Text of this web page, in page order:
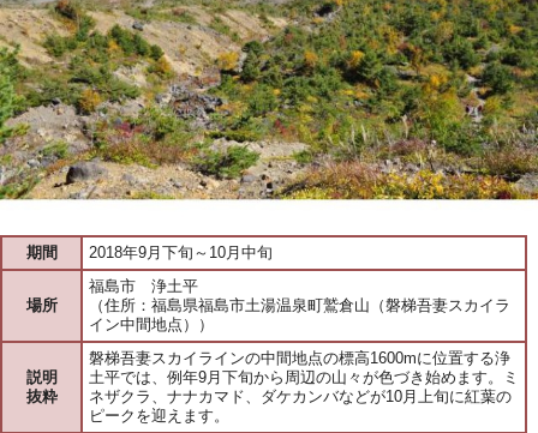
期間 2018年9月下旬～10月中旬
場所
福島市 浄土平
（住所：福島県福島市土湯温泉町鷲倉山（磐梯吾妻スカイラ
イン中間地点））
説明
抜粋
磐梯吾妻スカイラインの中間地点の標高1600mに位置する浄
土平では、例年9月下旬から周辺の山々が色づき始めます。ミ
ネザクラ、ナナカマド、ダケカンバなどが10月上旬に紅葉の
ピークを迎えます。